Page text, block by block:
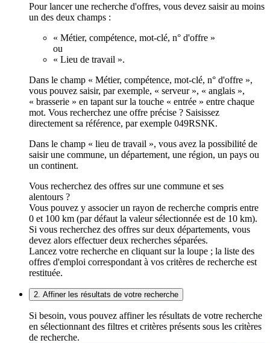
Pour lancer une recherche d'offres, vous devez saisir au moins
un des deux champs :
« Métier, compétence, mot-clé, n° d'offre »
ou
« Lieu de travail ».
Dans le champ « Métier, compétence, mot-clé, n° d'offre »,
vous pouvez saisir, par exemple, « serveur », « anglais »,
« brasserie » en tapant sur la touche « entrée » entre chaque
mot. Vous recherchez une offre précise ? Saisissez
directement sa référence, par exemple 049RSNK.
Dans le champ « lieu de travail », vous avez la possibilité de
saisir une commune, un département, une région, un pays ou
un continent.
Vous recherchez des offres sur une commune et ses
alentours ?
Vous pouvez y associer un rayon de recherche compris entre
0 et 100 km (par défaut la valeur sélectionnée est de 10 km).
Si vous recherchez des offres sur deux départements, vous
devez alors effectuer deux recherches séparées.
Lancez votre recherche en cliquant sur la loupe ; la liste des
offres d'emploi correspondant à vos critères de recherche est
restituée.
2. Affiner les résultats de votre recherche
Si besoin, vous pouvez affiner les résultats de votre recherche
en sélectionnant des filtres et critères présents sous les critères
de recherche.